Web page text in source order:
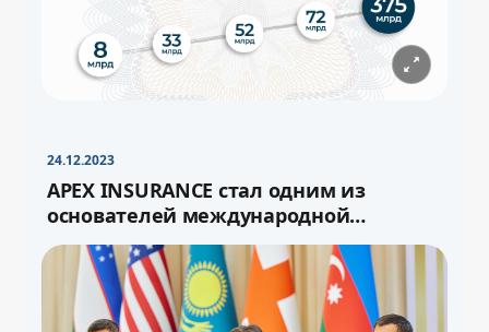
16pt + Свернуть
24.12.2023
APEX INSURANCE стал одним из
основателей международной
перестраховочной ёмкости «Turan»